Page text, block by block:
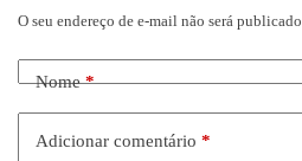
O seu endereço de e-mail não será publicado.
Nome*
Adicionar comentário *